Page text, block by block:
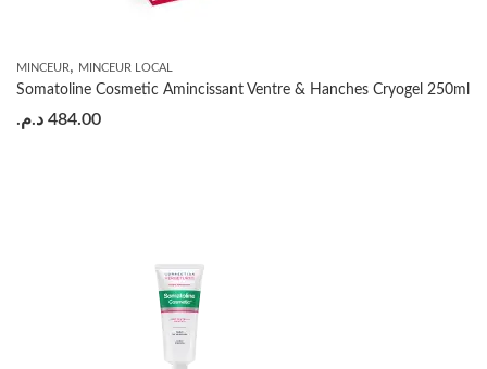
MINCEUR, MINCEUR LOCAL
Somatoline Cosmetic Amincissant Ventre & Hanches Cryogel 250ml
484.00 د.م.